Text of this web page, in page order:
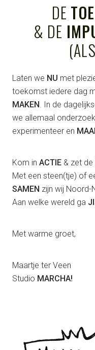
DE
& DE
Laten we NU met
toekomst iedere dag
MAKEN. In de
we allemaal
experimenteer en
Kom in ACTIE & zet
Met een steen(tje) of
SAMEN zijn wij Noord-
Aan welke wereld ga
Met warme groet,
Maartje ter Veen
Studio MARCHA!